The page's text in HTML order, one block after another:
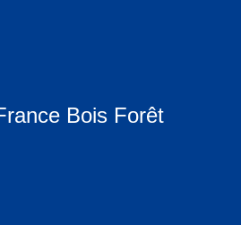
Bois Forêt